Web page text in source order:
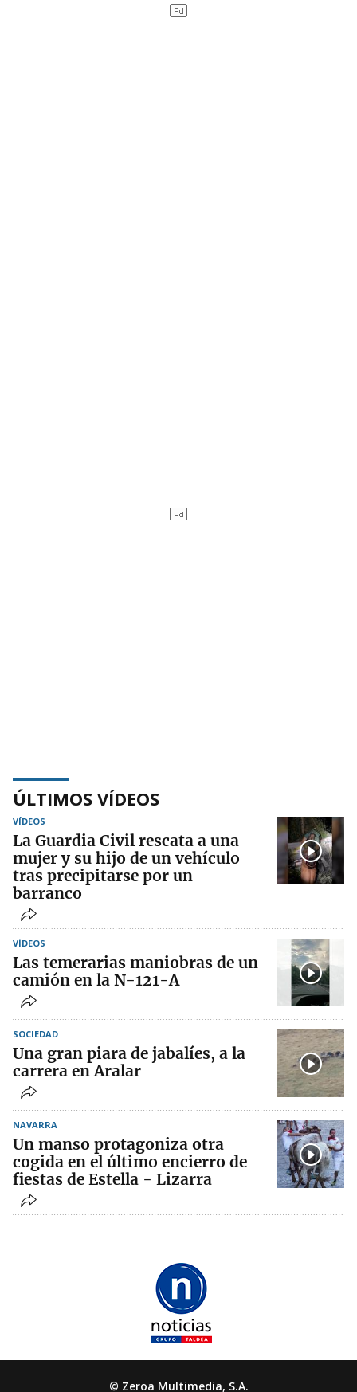
ÚLTIMOS VÍDEOS
VÍDEOS
La Guardia Civil rescata a una
mujer y su hijo de un vehículo
tras precipitarse por un
barranco
VÍDEOS
Las temerarias maniobras de un
camión en la N-121-A
SOCIEDAD
Una gran piara de jabalíes, a la
carrera en Aralar
NAVARRA
Un manso protagoniza otra
cogida en el último encierro de
fiestas de Estella - Lizarra
© Zeroa Multimedia, S.A.